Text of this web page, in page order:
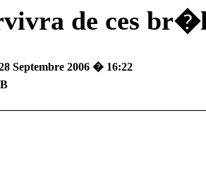
de ces
Septembre 2006 � 16:22